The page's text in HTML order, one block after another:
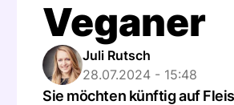
Veganer
Juli Rutsch
28.07.2024 - 15:48
Sie möchten künftig auf